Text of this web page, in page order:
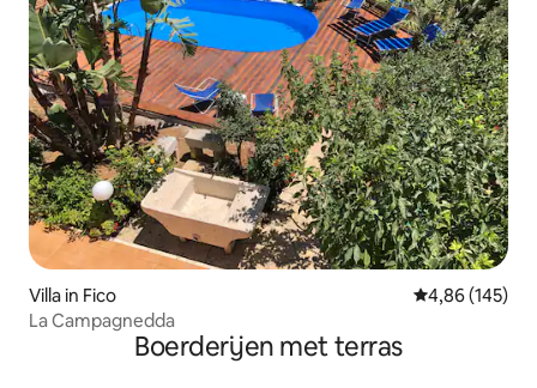
Villa in Fico Gemiddelde
4,86 (145)
La Campagnedda
Boerderijen met terras